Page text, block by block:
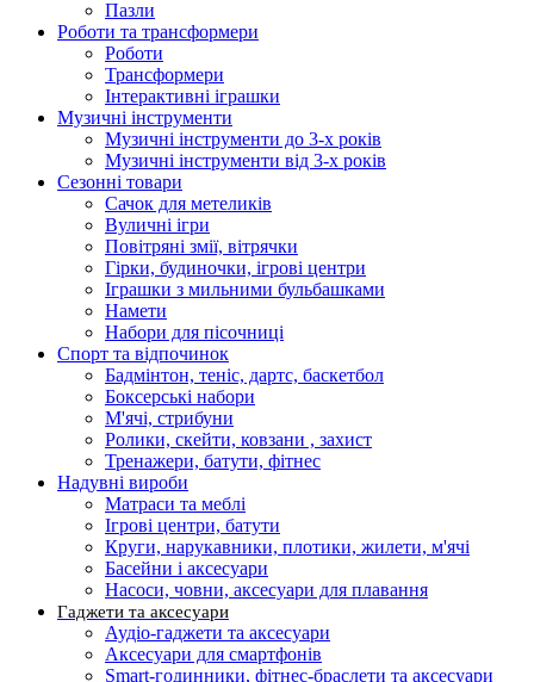
Пазли
Роботи та трансформери
Роботи
Трансформери
Інтерактивні іграшки
Музичні інструменти
Музичні інструменти до 3-х років
Музичні інструменти від 3-х років
Сезонні товари
Сачок для метеликів
Вуличні ігри
Повітряні змії, вітрячки
Гірки, будиночки, ігрові центри
Іграшки з мильними бульбашками
Намети
Набори для пісочниці
Спорт та відпочинок
Бадмінтон, теніс, дартс, баскетбол
Боксерські набори
М'ячі, стрибуни
Ролики, скейти, ковзани , захист
Тренажери, батути, фітнес
Надувні вироби
Матраси та меблі
Ігрові центри, батути
Круги, нарукавники, плотики, жилети, м'ячі
Басейни і аксесуари
Насоси, човни, аксесуари для плавання
Гаджети та аксесуари
Аудіо-гаджети та аксесуари
Аксесуари для смартфонів
Smart-годинники, фітнес-браслети та аксесуари